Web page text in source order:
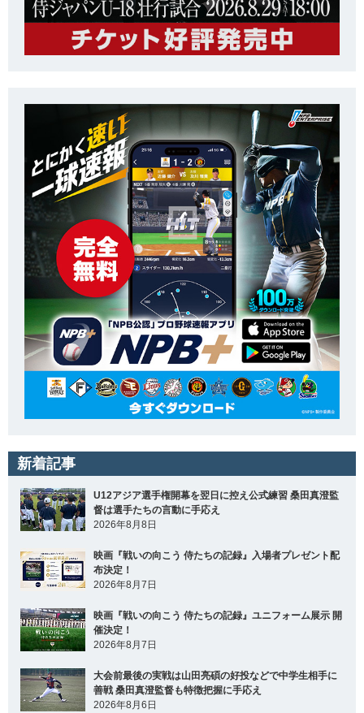
新着記事
U12アジア選手権開幕を翌日に控え公式練習 桑田真澄監
督は選手たちの言動に手応え
2026年8月8日
映画『戦いの向こう 侍たちの記録』入場者プレゼント配
布決定！
2026年8月7日
映画『戦いの向こう 侍たちの記録』ユニフォーム展示 開
催決定！
2026年8月7日
大会前最後の実戦は山田亮碩の好投などで中学生相手に
善戦 桑田真澄監督も特徴把握に手応え
2026年8月6日